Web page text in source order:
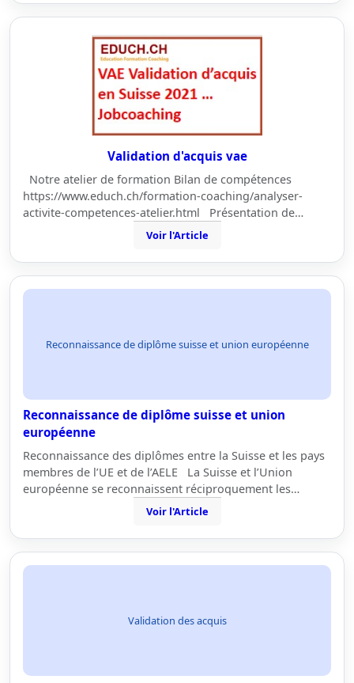
Validation d'acquis vae
Notre atelier de formation Bilan de compétences
https://www.educh.ch/formation-coaching/analyser-
activite-competences-atelier.html Présentation de…
Voir l'Article
Reconnaissance de diplôme suisse et union européenne
Reconnaissance de diplôme suisse et union
européenne
Reconnaissance des diplômes entre la Suisse et les pays
membres de l’UE et de l’AELE La Suisse et l’Union
européenne se reconnaissent réciproquement les…
Voir l'Article
Validation des acquis